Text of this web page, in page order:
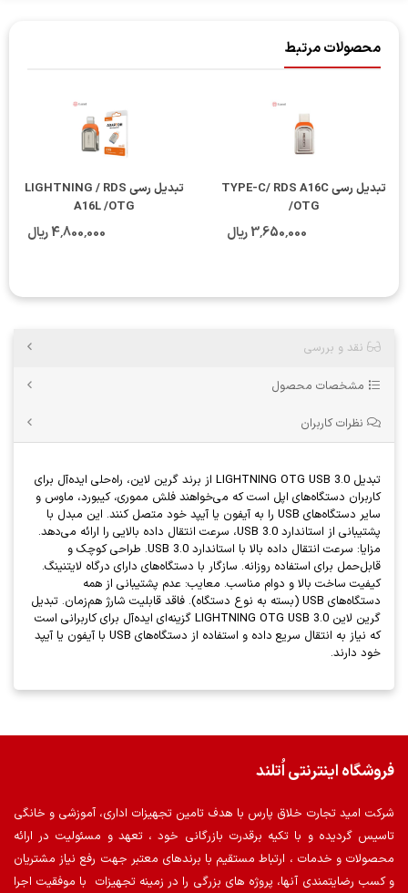
محصولات مرتبط
تبدیل رسی TYPE-C/ RDS A16C
/OTG
3٬650٬000 ریال
تبدیل رسی LIGHTNING / RDS
A16L /OTG
4٬800٬000 ریال
نقد و بررسی
مشخصات محصول
نظرات کاربران
تبدیل LIGHTNING OTG USB 3.0 از برند گرین لاین، راه‌حلی ایده‌آل برای
کاربران دستگاه‌های اپل است که می‌خواهند فلش مموری، کیبورد، ماوس و
سایر دستگاه‌های USB را به آیفون یا آیپد خود متصل کنند. این مبدل با
پشتیبانی از استاندارد USB 3.0، سرعت انتقال داده بالایی را ارائه می‌دهد.
مزایا: سرعت انتقال داده بالا با استاندارد USB 3.0. طراحی کوچک و
قابل‌حمل برای استفاده روزانه. سازگار با دستگاه‌های دارای درگاه لایتنینگ.
کیفیت ساخت بالا و دوام مناسب. معایب: عدم پشتیبانی از همه
دستگاه‌های USB (بسته به نوع دستگاه). فاقد قابلیت شارژ هم‌زمان. تبدیل
گرین لاین LIGHTNING OTG USB 3.0 گزینه‌ای ایده‌آل برای کاربرانی است
که نیاز به انتقال سریع داده و استفاده از دستگاه‌های USB با آیفون یا آیپد
خود دارند.
فروشگاه اینترنتی اُتلند
شرکت امید تجارت خلاق پارس با هدف تامین تجهیزات اداری، آموزشی و خانگی
تاسیس گردیده و با تکیه برقدرت بازرگانی خود ، تعهد و مسئولیت در ارائه
محصولات و خدمات ، ارتباط مستقیم با برندهای معتبر جهت رفع نیاز مشتریان
و کسب رضایتمندی آنها، پروژه های بزرگی را در زمینه تجهیزات با موفقیت اجرا